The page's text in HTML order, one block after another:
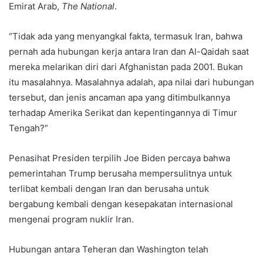
Emirat Arab, The National.
“Tidak ada yang menyangkal fakta, termasuk Iran, bahwa
pernah ada hubungan kerja antara Iran dan Al-Qaidah saat
mereka melarikan diri dari Afghanistan pada 2001. Bukan
itu masalahnya. Masalahnya adalah, apa nilai dari hubungan
tersebut, dan jenis ancaman apa yang ditimbulkannya
terhadap Amerika Serikat dan kepentingannya di Timur
Tengah?”
Penasihat Presiden terpilih Joe Biden percaya bahwa
pemerintahan Trump berusaha mempersulitnya untuk
terlibat kembali dengan Iran dan berusaha untuk
bergabung kembali dengan kesepakatan internasional
mengenai program nuklir Iran.
Hubungan antara Teheran dan Washington telah